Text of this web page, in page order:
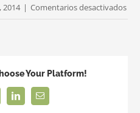
2014 | Comentarios desactivadosen
Your Platform!
LinkedInCorreo
electrónico